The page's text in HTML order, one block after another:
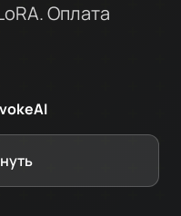
Оплата